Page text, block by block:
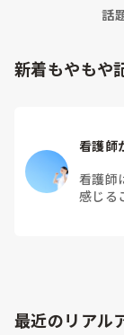
話
新着もやもや
看護師
看護師
感じる
最近のリアル